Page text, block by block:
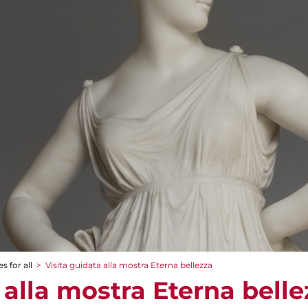
for all > Visita guidata alla mostra Eterna bellezza
mostra Eterna